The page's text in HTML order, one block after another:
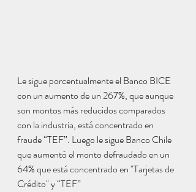
Le sigue porcentualmente el Banco BICE
con un aumento de un 267%, que aunque
son montos más reducidos comparados
con la industria, está concentrado en
fraude “TEF”. Luego le sigue Banco Chile
que aumentó el monto defraudado en un
64% que está concentrado en "Tarjetas de
Crédito" y “TEF”